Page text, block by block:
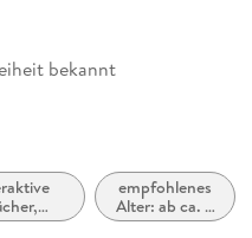
bekannt
empfohlenes
Alter: ab ca. 8
Jahre